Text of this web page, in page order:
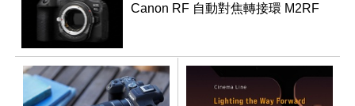
Canon RF 自動對焦轉接環 M2RF